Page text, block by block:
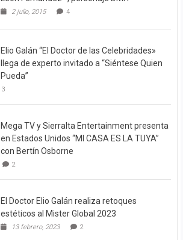
2 julio, 2015 4
Elio Galán “El Doctor de las Celebridades»
llega de experto invitado a “Siéntese Quien
Pueda”
3
Mega TV y Sierralta Entertainment presenta
en Estados Unidos “MI CASA ES LA TUYA”
con Bertín Osborne
2
El Doctor Elio Galán realiza retoques
estéticos al Mister Global 2023
13 febrero, 2023 2